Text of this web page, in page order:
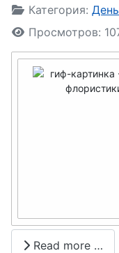
День
работников
Сбербанка
стекольщик
Подробности
Категория:
Просмотров:
Read more …